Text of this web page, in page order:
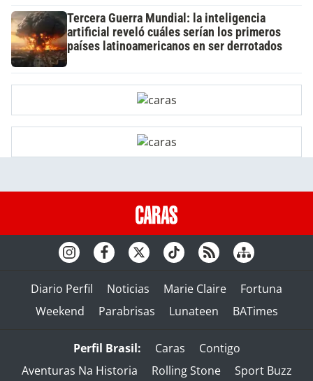
Tercera Guerra Mundial: la inteligencia
artificial reveló cuáles serían los primeros
países latinoamericanos en ser derrotados
Diario Perfil Noticias Marie Claire
Fortuna
Weekend
Parabrisas Lunateen BATimes
Perfil Brasil: Caras
Contigo
Aventuras Na Historia
Rolling Stone Sport Buzz